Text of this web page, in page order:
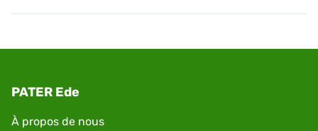
PATER Ede
À propos de nous